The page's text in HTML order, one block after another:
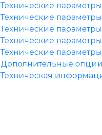
Технические
Технические параметры
Технические
Технические параметры
Технические параметры
Дополнительные
Техническая